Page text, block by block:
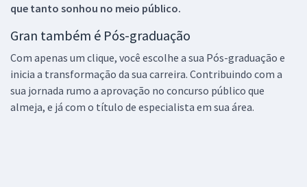
que tanto sonhou no meio público.
Gran também é Pós-graduação
Com apenas um clique, você escolhe a sua Pós-graduação e
inicia a transformação da sua carreira. Contribuindo com a
sua jornada rumo a aprovação no concurso público que
almeja, e já com o título de especialista em sua área.